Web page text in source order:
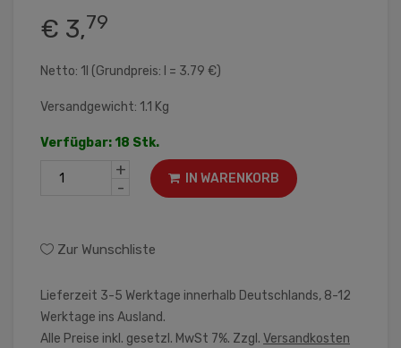
€ 3,79
Netto: 1l (Grundpreis: l = 3.79 €)
Versandgewicht: 1.1 Kg
Verfügbar: 18 Stk.
+
-
IN WARENKORB
Zur Wunschliste
Lieferzeit 3-5 Werktage innerhalb Deutschlands, 8-12
Werktage ins Ausland.
Alle Preise inkl. gesetzl. MwSt 7%. Zzgl. Versandkosten